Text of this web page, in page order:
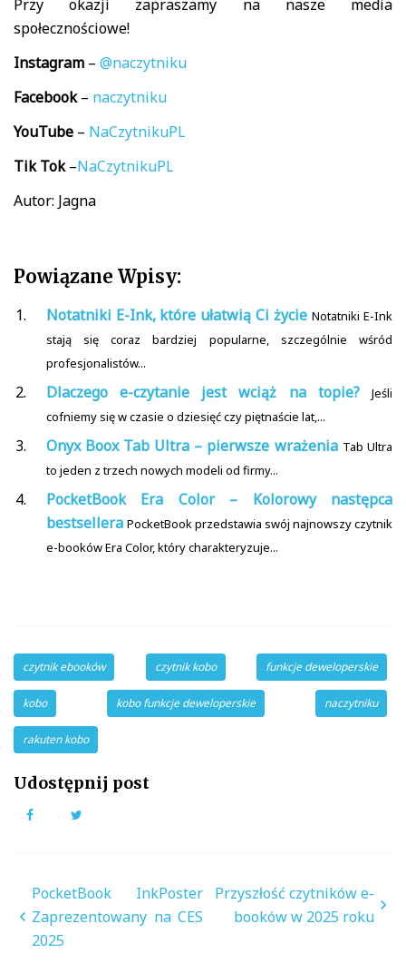
Przy okazji zapraszamy na nasze media
społecznościowe!
Instagram – @naczytniku
Facebook– naczytniku
YouTube – NaCzytnikuPL
Tik Tok–NaCzytnikuPL
Autor: Jagna
Powiązane Wpisy:
Notatniki E-Ink, które ułatwią Ci życie Notatniki E-Ink
stają się coraz bardziej popularne, szczególnie wśród
profesjonalistów...
Dlaczego e-czytanie jest wciąż na topie?
Jeśli
cofniemy się w czasie o dziesięć czy piętnaście lat,...
Onyx Boox Tab Ultra – pierwsze wrażenia Tab Ultra
to jeden z trzech nowych modeli od firmy...
PocketBook Era Color – Kolorowy następca
bestsellera PocketBook przedstawia swój najnowszy czytnik
e-booków Era Color, który charakteryzuje...
czytnik ebooków czytnik kobo funkcje deweloperskie
kobo kobo funkcje deweloperskie naczytniku
rakuten kobo
Udostępnij post
Facebook
Nawigacja
wpisu
PocketBook InkPoster
Zaprezentowany na CES
2025
Przyszłość czytników e-
booków w 2025 roku